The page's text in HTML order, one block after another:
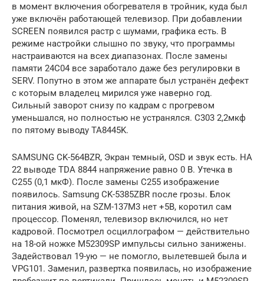
в момент включения обогревателя в тройник, куда был
уже включён работающей телевизор. При добавлении
SCREEN появился растр с шумами, графика есть. В
режиме настройки слышно по звуку, что программы
настраиваются на всех диапазонах. После замены
памяти 24С04 все заработало даже без регулировки в
SERV. Попутно в этом же аппарате был устранён дефект
с которым владелец мирился уже наверно год.
Сильный заворот снизу по кадрам с прогревом
уменьшался, но полностью не устранялся. C303 2,2мкф
по пятому выводу TA8445K.
SAMSUNG CK-564BZR, Экран темный, OSD и звук есть. НА
22 выводе TDA 8844 напряжение равно 0 В. Утечка в
С255 (0,1 мкФ). После замены С255 изображение
появилось. Samsung CK-5385ZBR после грозы. Блок
питания живой, на SZM-137M3 нет +5В, коротил сам
процессор. Поменял, телевизор включился, но нет
кадровой. Посмотрел осциллографом — действительно
на 18-ой ножке M52309SP импульсы сильно занижены.
Задействовал 19-ую — не помогло, вылетевшей была и
VPG101. Заменил, развертка появилась, но изображение